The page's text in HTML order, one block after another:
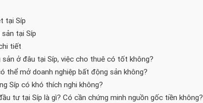
tại Síp
tại Síp
tiết
ở đâu tại Síp, việc cho thuê có tốt không?
thể mở doanh nghiệp bất động sản không?
Síp có khó thích nghi không?
tư tại Síp là gì? Có cần chứng minh nguồn gốc tiền không?